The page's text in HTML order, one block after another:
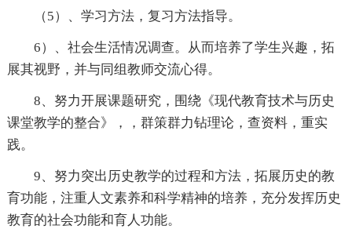
（5）、学习方法，复习方法指导。
6）、社会生活情况调查。从而培养了学生兴趣，拓
展其视野，并与同组教师交流心得。
8、努力开展课题研究，围绕《现代教育技术与历史
课堂教学的整合》，，群策群力钻理论，查资料，重实
践。
9、努力突出历史教学的过程和方法，拓展历史的教
育功能，注重人文素养和科学精神的培养，充分发挥历史
教育的社会功能和育人功能。